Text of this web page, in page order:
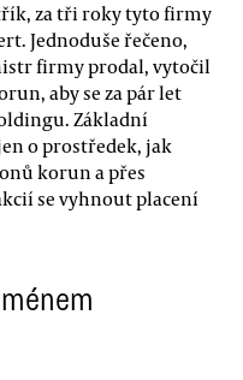
za tři roky tyto firmy
Jednoduše řečeno,
firmy prodal, vytočil
aby se za pár let
Základní
o prostředek, jak
korun a přes
se vyhnout placení